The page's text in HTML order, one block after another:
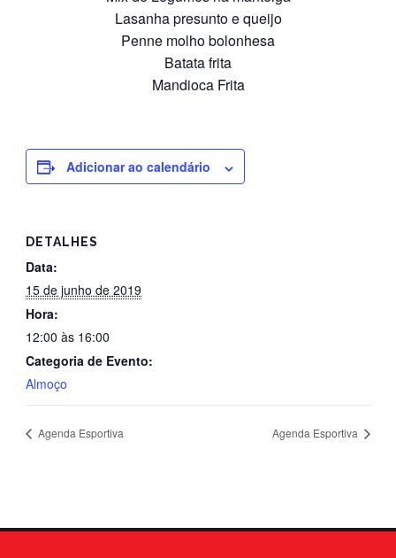
Lasanha presunto e queijo
Penne molho bolonhesa
Batata frita
Mandioca Frita
Adicionar ao calendário
DETALHES
Data:
15 de junho de 2019
Hora:
12:00 às 16:00
Categoria de Evento:
Almoço
Agenda Esportiva Agenda Esportiva